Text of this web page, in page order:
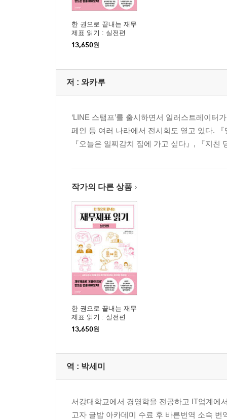
한 권으로 끝내는 재무
제표 읽기 : 실전편
13,650원
저 : 와카루
‘LINE 스탬프’를 출시하면서 일러스트레이
페인 등 여러 나라에서 전시회도 열고 있다.
『오늘은 일찌감치 집에 가고 싶다』, 『지
작가의 다른 상품
한 권으로 끝내는 재무
제표 읽기 : 실전편
13,650원
역 : 박세미
서강대학교에서 경영학을 전공하고 IT업계에
고자 글밥 아카데미 수료 후 바른번역 소속